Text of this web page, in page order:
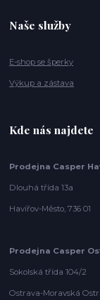
Naše služby
E-shop se šperky
Výkup a zástava
Kde nás najdete
Prodejna Casper
Dlouhá třída 13a
Havířov-Město, 736 01
Prodejna Casper
Sokolská třída 104/2
Ostrava-Moravská